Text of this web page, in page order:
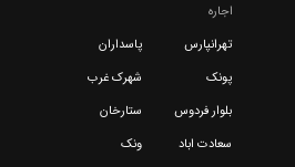
اجاره
تهرانپارس
پاسداران
پونک
شهرک غرب
بلوار فردوس
ستارخان
سعادت اباد
ونک